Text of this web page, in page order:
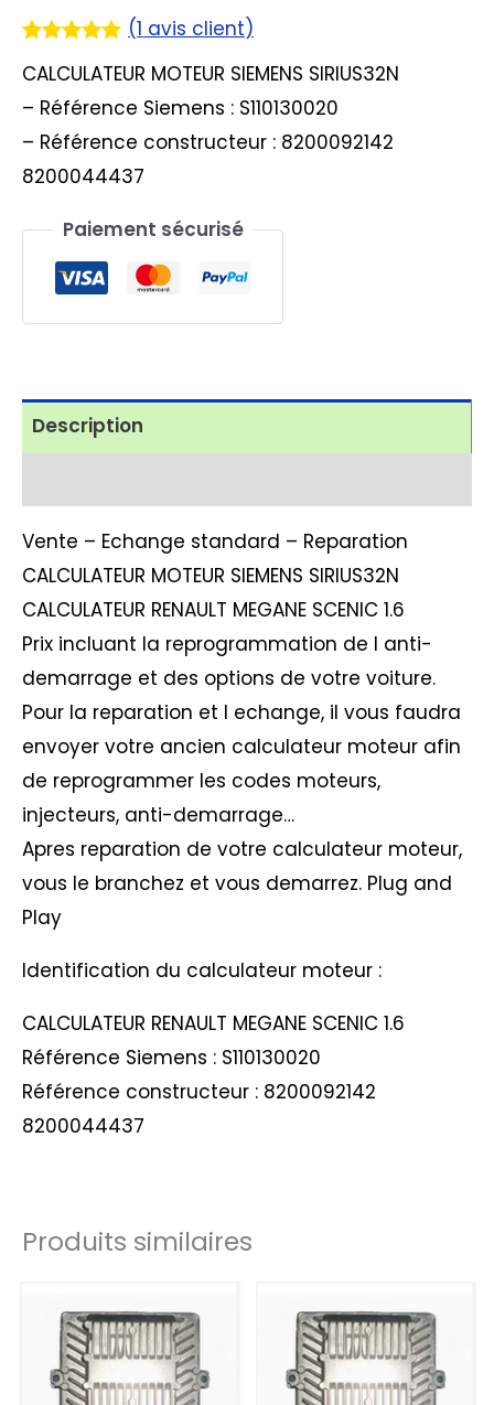
sur 5
notation
client
(1 avis client)
CALCULATEUR MOTEUR SIEMENS SIRIUS32N
– Référence Siemens : S110130020
– Référence constructeur : 8200092142
8200044437
Paiement sécurisé
Description
Vente – Echange standard – Reparation
CALCULATEUR MOTEUR SIEMENS SIRIUS32N
CALCULATEUR RENAULT MEGANE SCENIC 1.6
Prix incluant la reprogrammation de l anti-
demarrage et des options de votre voiture.
Pour la reparation et l echange, il vous faudra
envoyer votre ancien calculateur moteur afin
de reprogrammer les codes moteurs,
injecteurs, anti-demarrage…
Apres reparation de votre calculateur moteur,
vous le branchez et vous demarrez. Plug and
Play
Identification du calculateur moteur :
CALCULATEUR RENAULT MEGANE SCENIC 1.6
Référence Siemens : S110130020
Référence constructeur : 8200092142
8200044437
Produits similaires